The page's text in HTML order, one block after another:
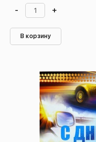
- +
В корзину